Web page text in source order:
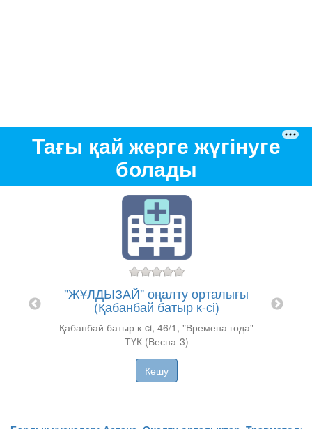
Тағы қай жерге жүгінуге
болады
"ЖҰЛДЫЗАЙ" оңалту орталығы
(Қабанбай батыр к-сi)
Қабанбай батыр к-ci, 46/1, "Времена года"
ТҮК (Весна-3)
Көшу